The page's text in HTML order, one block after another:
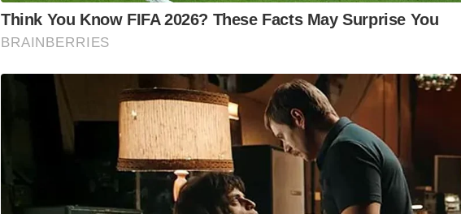
Think You Know FIFA 2026? These Facts May Surprise You
BRAINBERRIES